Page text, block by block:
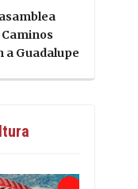
a Guadalupe